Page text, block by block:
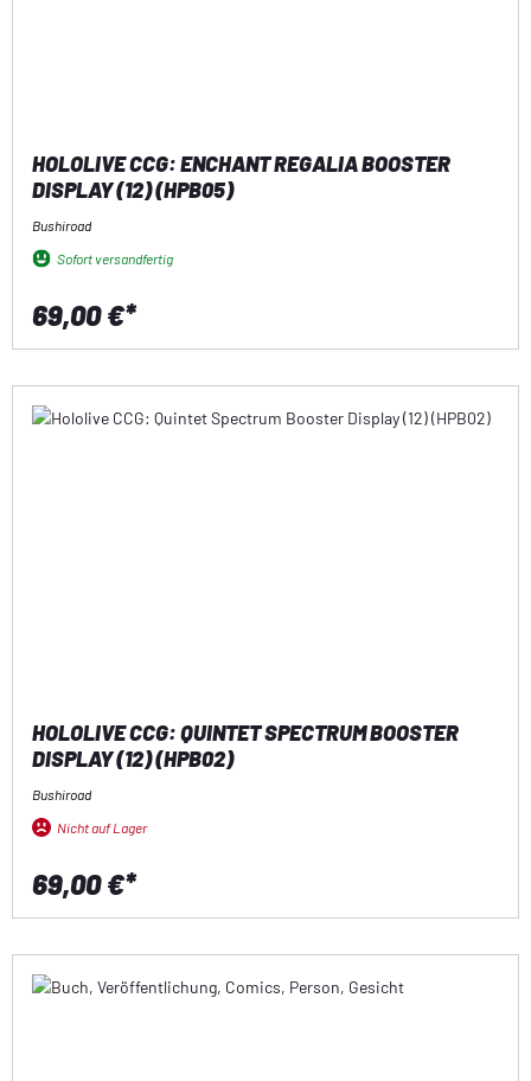
HOLOLIVE CCG: ENCHANT REGALIA BOOSTER
DISPLAY (12) (HPB05)
Bushiroad
Sofort versandfertig
69,00 €*
HOLOLIVE CCG: QUINTET SPECTRUM BOOSTER
DISPLAY (12) (HPB02)
Bushiroad
Nicht auf Lager
69,00 €*